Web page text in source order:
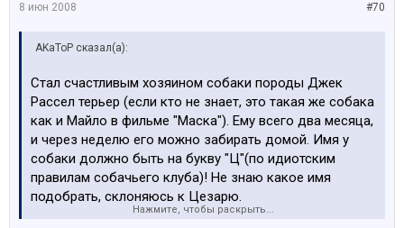
#70
8 июн 2008
AKaToP сказал(а):
Стал счастливым хозяином собаки породы Джек
Рассел терьер (если кто не знает, это такая же собака
как и Майло в фильме "Маска"). Ему всего два месяца,
и через неделю его можно забирать домой. Имя у
собаки должно быть на букву "Ц"(по идиотским
правилам собачьего клуба)! Не знаю какое имя
подобрать, склоняюсь к Цезарю.
Нажмите, чтобы раскрыть...